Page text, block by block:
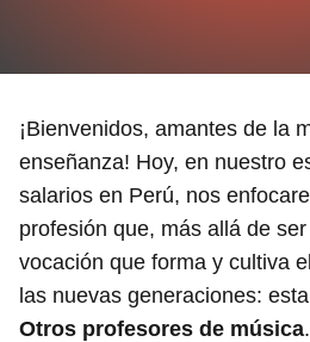
¡Bienvenidos, amantes de la
enseñanza! Hoy, en nuestro
salarios en Perú, nos
profesión que, más allá de
vocación que forma y cultiva
las nuevas generaciones:
Otros profesores de música